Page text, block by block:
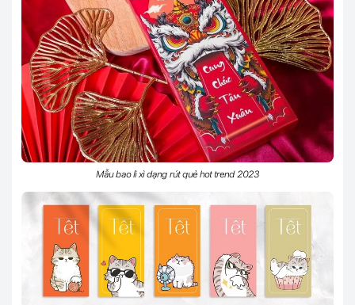
Mẫu bao lì xì dạng rút quẻ hot trend 2023